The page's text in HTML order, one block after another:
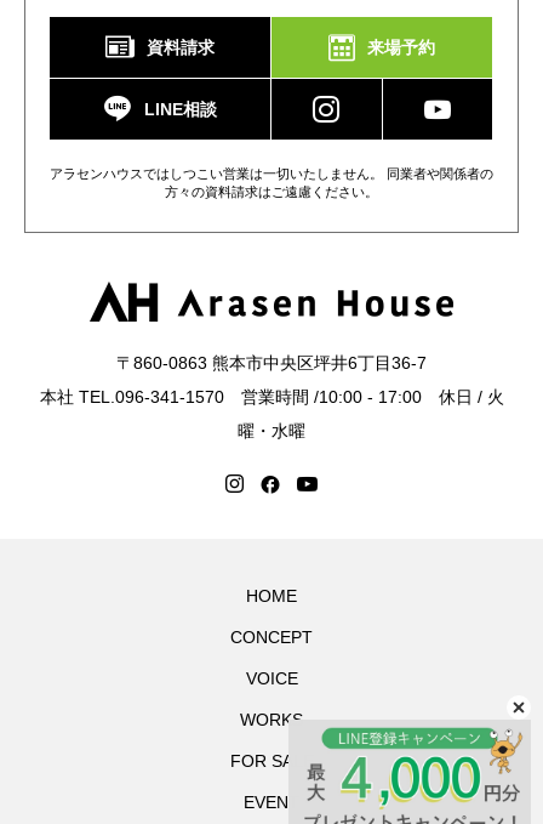
資料請求 来場予約
LINE相談
アラセンハウスではしつこい営業は一切いたしません。 同業者や関係者の
方々の資料請求はご遠慮ください。
〒860-0863 熊本市中央区坪井6丁目36-7
本社 TEL.096-341-1570 営業時間 /10:00 - 17:00 休日 / 火
曜・水曜
HOME
CONCEPT
VOICE
WORKS
FOR SALE
EVENT